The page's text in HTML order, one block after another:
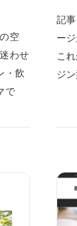
空
わせ
・飲
で
記
ー
こ
ジ